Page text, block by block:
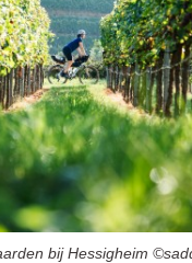
bij Hessigheim